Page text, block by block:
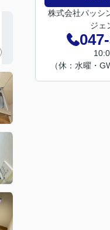
株式会社パッシ
ジェ
（休：水曜・